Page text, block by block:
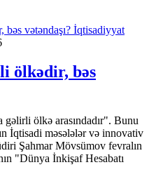
İqtisadiyyat
ölkədir, bəs
gəlirli ölkə arasındadır". Bunu
İqtisadi məsələlər və innovativ
Şahmar Mövsümov fevralın
"Dünya İnkişaf Hesabatı